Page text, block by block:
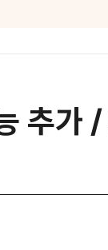
추가